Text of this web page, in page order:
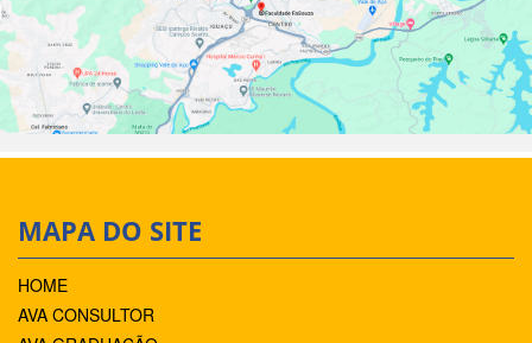
MAPA DO SITE
HOME
AVA CONSULTOR